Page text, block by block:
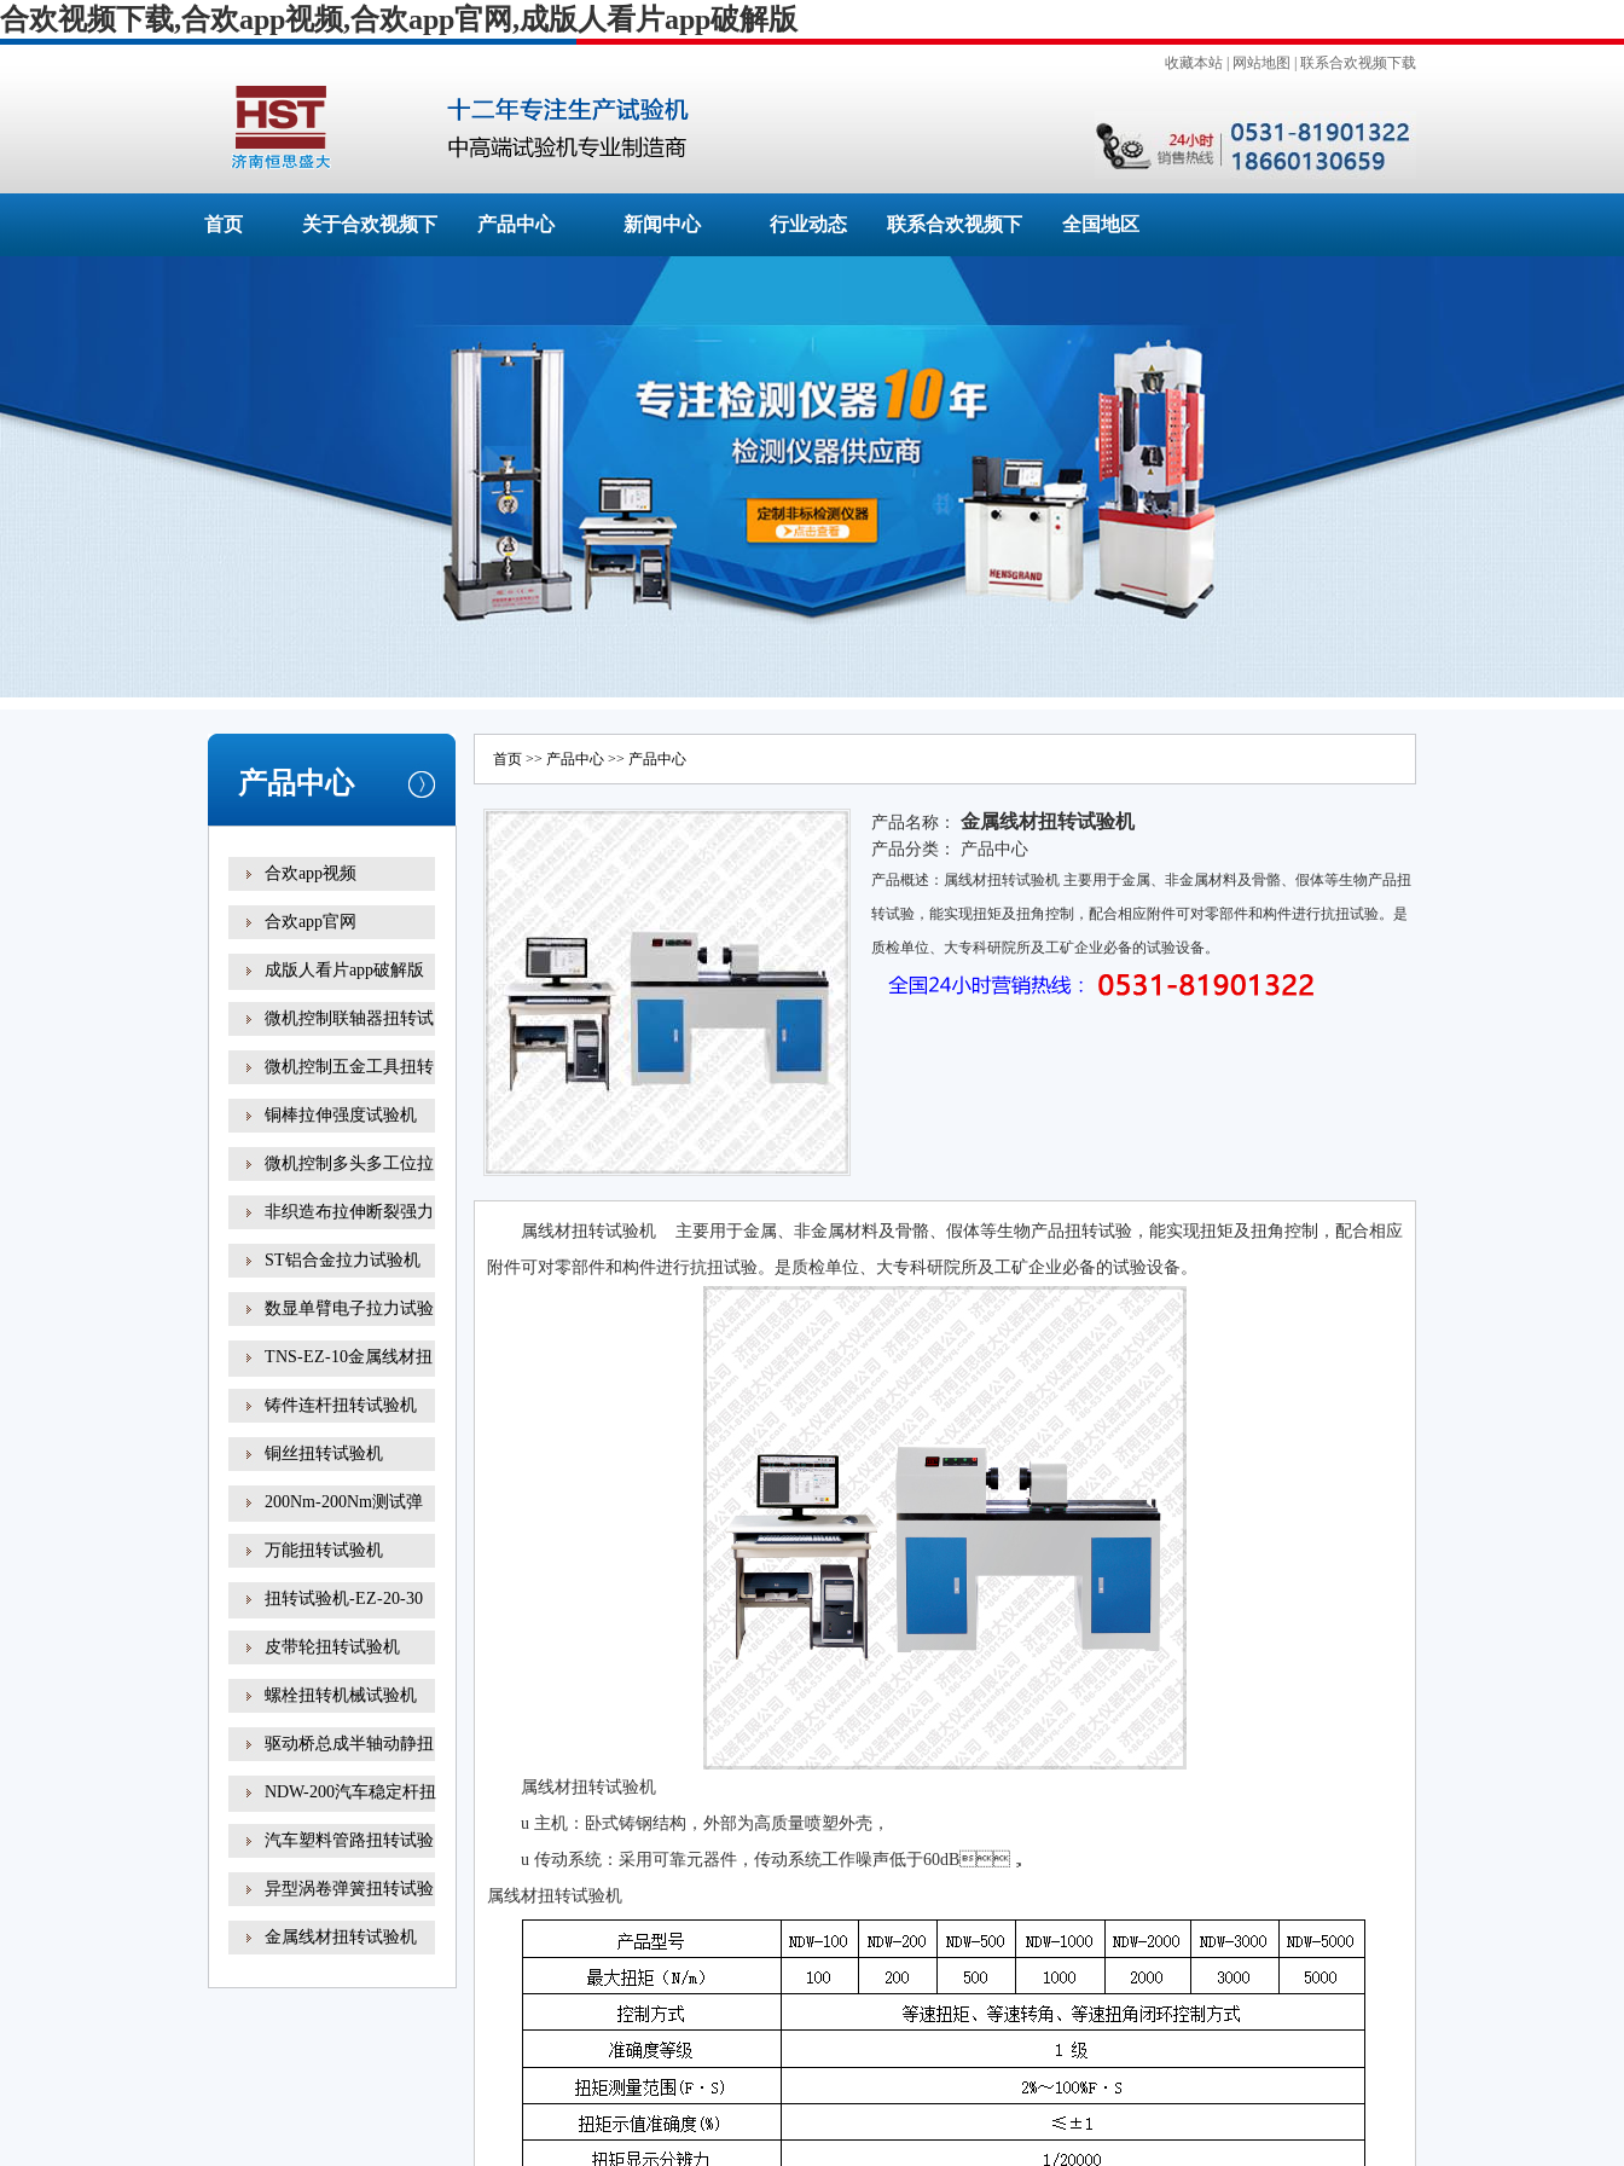
合欢视频下载,合欢app视频,合欢app官网,成版人看片app破解版
收藏本站 网站地图 联系合欢视频下载
首页 关于合欢视频下 产品中心 新闻中心 行业动态 联系合欢视频下
载
全国地区
产品中心
合欢app视频
合欢app官网
成版人看片app破解版
微机控制联轴器扭转试
微机控制五金工具扭转
铜棒拉伸强度试验机
微机控制多头多工位拉
非织造布拉伸断裂强力
ST铝合金拉力试验机
数显单臂电子拉力试验
TNS-EZ-10金属线材扭
铸件连杆扭转试验机
铜丝扭转试验机
200Nm-200Nm测试弹
万能扭转试验机
扭转试验机-EZ-20-30
皮带轮扭转试验机
螺栓扭转机械试验机
驱动桥总成半轴动静扭
NDW-200汽车稳定杆扭
汽车塑料管路扭转试验
异型涡卷弹簧扭转试验
金属线材扭转试验机
首页 >> 产品中心 >> 产品中心
产品名称： 金属线材扭转试验机
产品分类： 产品中心
产品概述：属线材扭转试验机 主要用于金属、非金属材料及骨骼、假体等生物产品扭
转试验，能实现扭矩及扭角控制，配合相应附件可对零部件和构件进行抗扭试验。是
质检单位、大专科研院所及工矿企业必备的试验设备。
属线材扭转试验机 主要用于金属、非金属材料及骨骼、假体等生物产品扭转试验，能实现扭矩及扭角控制，配合相应
附件可对零部件和构件进行抗扭试验。是质检单位、大专科研院所及工矿企业必备的试验设备。
属线材扭转试验机
u 主机：卧式铸钢结构，外部为高质量喷塑外壳，
u 传动系统：采用可靠元器件，传动系统工作噪声低于60dB，
属线材扭转试验机